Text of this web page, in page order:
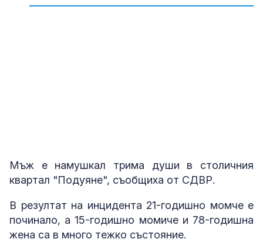
Мъж е намушкал трима души в столичния
квартал "Подуяне", съобщиха от СДВР.
В резултат на инцидента 21-годишно момче е
починало, а 15-годишно момиче и 78-годишна
жена са в много тежко състояние.